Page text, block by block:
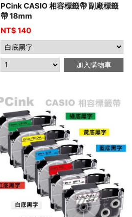
PCink CASIO 相容標籤帶 副廠標籤
帶 18mm
NT$140
加入購物車